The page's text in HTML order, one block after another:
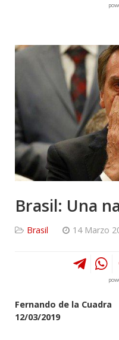
Brasil: Una
Brasil 14 Marzo
Fernando de la Cuadra
12/03/2019